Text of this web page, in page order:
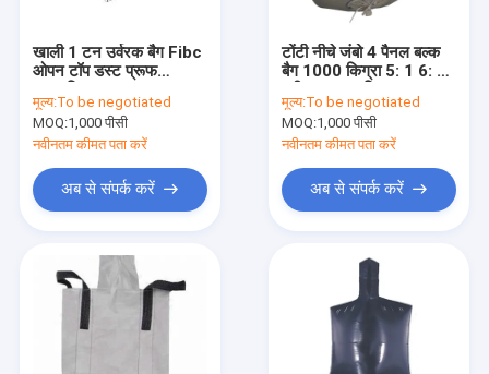
खाली 1 टन उर्वरक बैग Fibc
ओपन टॉप डस्ट प्रूफ
मूल्य:To be negotiated
MOQ:1,000 पीसी
नवीनतम कीमत पता करें
अब से संपर्क करें
टोंटी नीचे जंबो 4 पैनल बल्क
बैग 1000 किग्रा 5: 1 6: 1
मूल्य:To be negotiated
MOQ:1,000 पीसी
नवीनतम कीमत पता करें
अब से संपर्क करें